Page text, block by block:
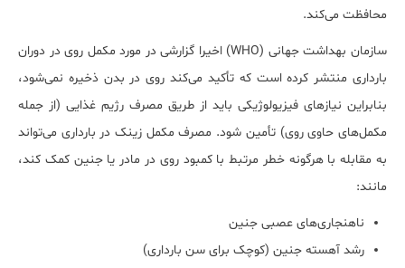
محافظت می‌کند.
سازمان بهداشت جهانی (WHO) اخیرا گزارشی در مورد مکمل روی در دوران
بارداری منتشر کرده است که تأکید می‌کند روی در بدن ذخیره نمی‌شود،
بنابراین نیازهای فیزیولوژیکی باید از طریق مصرف رژیم غذایی (از جمله
مکمل‌های حاوی روی) تأمین شود. مصرف مکمل زینک در بارداری می‌تواند
به مقابله با هرگونه خطر مرتبط با کمبود روی در مادر یا جنین کمک کند،
مانند:
ناهنجاری‌های عصبی جنین
رشد آهسته جنین (کوچک برای سن بارداری)